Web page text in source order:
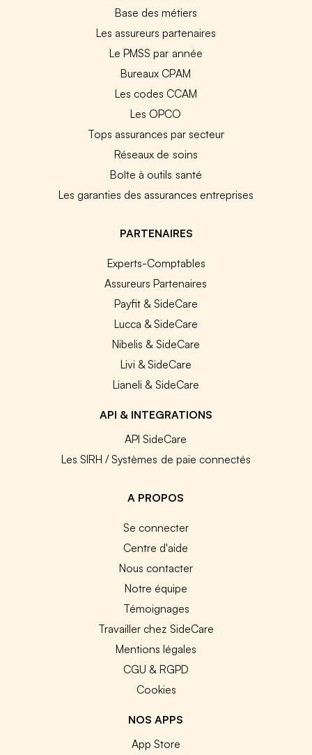
Base des métiers
Les assureurs partenaires
Le PMSS par année
Bureaux CPAM
Les codes CCAM
Les OPCO
Tops assurances par secteur
Réseaux de soins
Boîte à outils santé
Les garanties des assurances entreprises
PARTENAIRES
Experts-Comptables
Assureurs Partenaires
Payfit & SideCare
Lucca & SideCare
Nibelis & SideCare
Livi & SideCare
Lianeli & SideCare
API & INTEGRATIONS
API SideCare
Les SIRH / Systèmes de paie connectés
A PROPOS
Se connecter
Centre d'aide
Nous contacter
Notre équipe
Témoignages
Travailler chez SideCare
Mentions légales
CGU & RGPD
Cookies
NOS APPS
App Store